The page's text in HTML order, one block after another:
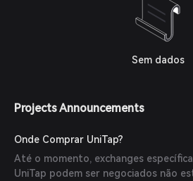
Sem dados
Projects Announcements
Onde Comprar UniTap?
Até o momento, exchanges
UniTap podem ser negociados não